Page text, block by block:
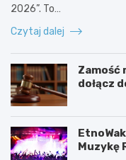
2026”. To…
Czytaj dalej
Zamość
dołącz
Muzykę